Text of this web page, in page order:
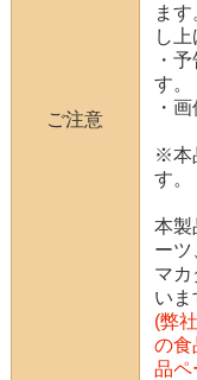
ご注意
ま
し上
・
す。
・
※本
す。
本製
ーツ
マカ
いま
(弊
の食
品ペ